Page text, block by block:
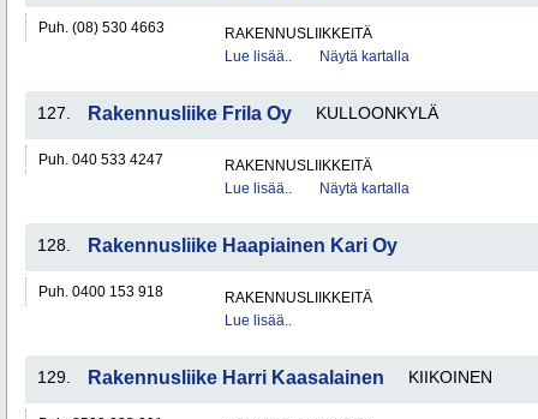
Puh. (08) 530 4663
RAKENNUSLIIKKEITÄ
Lue lisää..
Näytä kartalla
127. Rakennusliike Frila Oy KULLOONKYLÄ
Puh. 040 533 4247
RAKENNUSLIIKKEITÄ
Lue lisää..
Näytä kartalla
128. Rakennusliike Haapiainen Kari Oy
Puh. 0400 153 918
RAKENNUSLIIKKEITÄ
Lue lisää..
129. Rakennusliike Harri Kaasalainen KIIKOINEN